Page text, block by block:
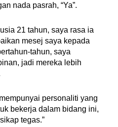
nada pasrah, “Ya”.
21 tahun, saya rasa ia
mesej saya kepada
tahun, saya
jadi mereka lebih
personaliti yang
bekerja dalam bidang ini,
tegas.”